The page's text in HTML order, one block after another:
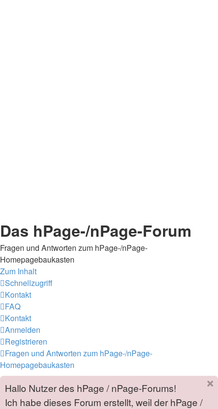
Das hPage-/nPage-Forum
Fragen und Antworten zum hPage-/nPage-
Homepagebaukasten
Zum Inhalt
Schnellzugriff
Kontakt
FAQ
Kontakt
Anmelden
Registrieren
Fragen und Antworten zum hPage-/nPage-
Homepagebaukasten
Hallo Nutzer des hPage / nPage-Forums!
Ich habe dieses Forum erstellt, weil der hPage /